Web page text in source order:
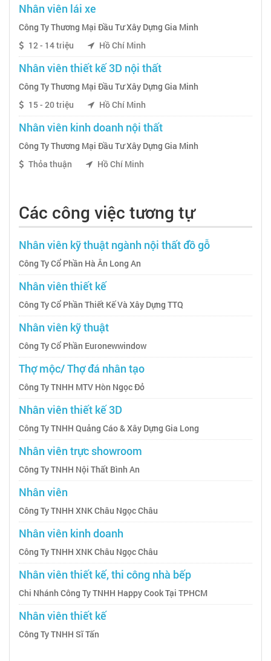
Nhân viên lái xe
Công Ty Thương Mại Đầu Tư Xây Dựng Gia Minh
12 - 14 triệu
Hồ Chí Minh
Nhân viên thiết kế 3D nội thất
Công Ty Thương Mại Đầu Tư Xây Dựng Gia Minh
15 - 20 triệu
Hồ Chí Minh
Nhân viên kinh doanh nội thất
Công Ty Thương Mại Đầu Tư Xây Dựng Gia Minh
Thỏa thuận
Hồ Chí Minh
Các công việc tương tự
Nhân viên kỹ thuật ngành nội thất đồ gỗ
Công Ty Cổ Phần Hà Ân Long An
Nhân viên thiết kế
Công Ty Cổ Phần Thiết Kế Và Xây Dựng TTQ
Nhân viên kỹ thuật
Công Ty Cổ Phần Euronewwindow
Thợ mộc/ Thợ đá nhân tạo
Công Ty TNHH MTV Hòn Ngọc Đỏ
Nhân viên thiết kế 3D
Công Ty TNHH Quảng Cáo & Xây Dựng Gia Long
Nhân viên trực showroom
Công Ty TNHH Nội Thất Bình An
Nhân viên
Công Ty TNHH XNK Châu Ngọc Châu
Nhân viên kinh doanh
Công Ty TNHH XNK Châu Ngọc Châu
Nhân viên thiết kế, thi công nhà bếp
Chi Nhánh Công Ty TNHH Happy Cook Tại TPHCM
Nhân viên thiết kế
Công Ty TNHH Sĩ Tấn